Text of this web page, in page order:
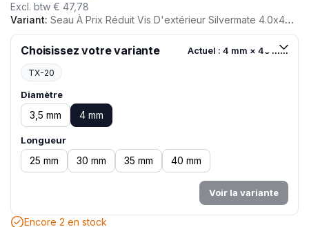
prix
initial
était :
€ 64,76.
actuel
est :
Excl. btw € 47,78
Variant: Seau À Prix Réduit Vis D'extérieur Silvermate 4.0x45mm TX20 Full Thread AR-Coating 1250pcs
Choisissez votre variante Actuel : 4 mm × 45 mm
TX-20
Diamètre
3,5 mm 4 mm
Longueur
25 mm 30 mm 35 mm 40 mm
Voir la variante
Encore 2 en stock